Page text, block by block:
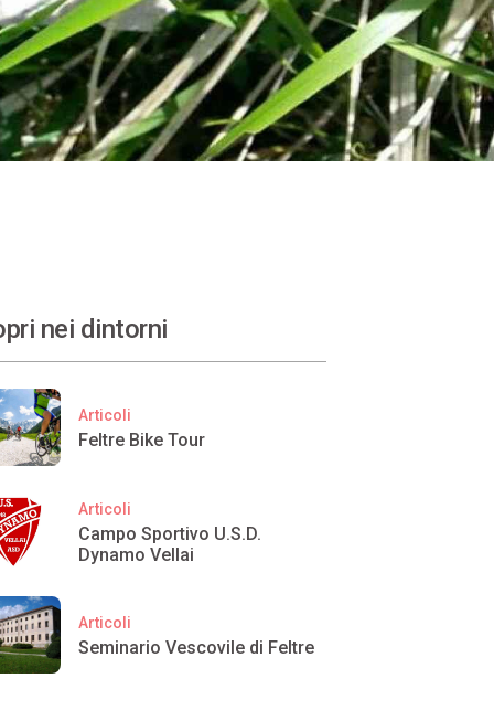
nei dintorni
Articoli
Feltre Bike Tour
Articoli
Campo Sportivo U.S.D.
Dynamo Vellai
Articoli
Seminario Vescovile di Feltre